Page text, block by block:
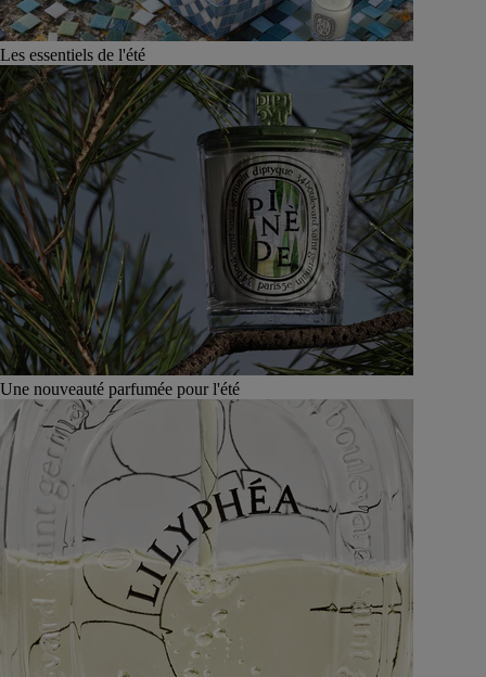
Les essentiels de l'été
Une nouveauté parfumée pour l'été